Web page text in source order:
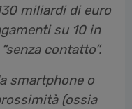
miliardi di euro
su 10 in
contatto”.
smartphone o
(ossia